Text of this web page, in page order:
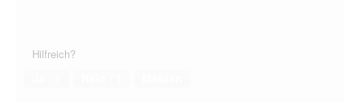
Hilfreich?